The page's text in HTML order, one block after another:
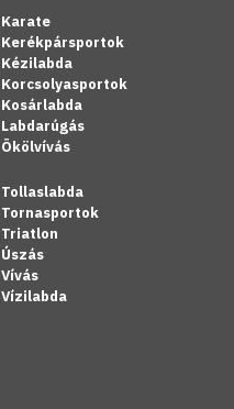
Karate
Kerékpársportok
Kézilabda
Korcsolyasportok
Kosárlabda
Labdarúgás
Ökölvívás
Tollaslabda
Tornasportok
Triatlon
Úszás
Vívás
Vízilabda